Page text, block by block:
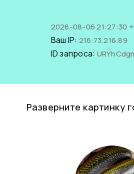
2026-08-06 21:27:30
Ваш IP: 216.73.216.89
ID запроса:
Разверните картинку